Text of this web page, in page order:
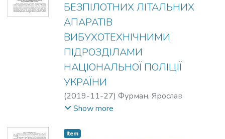
БЕЗПІЛОТНИХ ЛІТАЛЬНИХ
АПАРАТІВ
ВИБУХОТЕХНІЧНИМИ
ПІДРОЗДІЛАМИ
НАЦІОНАЛЬНОЇ ПОЛІЦІЇ
УКРАЇНИ
(2019-11-27) Фурман, Ярослав
Володимирович
Show more
Item